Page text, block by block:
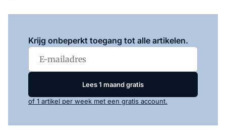
Krijg onbeperkt toegang tot alle artikelen.
Lees 1 maand gratis
of 1 artikel per week met een gratis account.